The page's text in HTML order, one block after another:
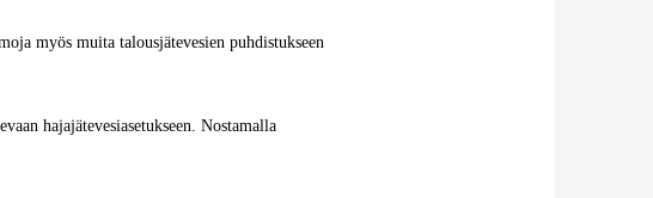
myös muita talousjätevesien puhdistukseen
hajajätevesiasetukseen. Nostamalla